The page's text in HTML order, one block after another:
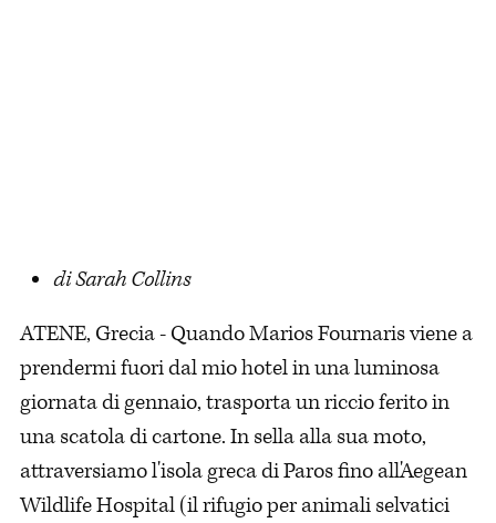
di Sarah Collins
ATENE, Grecia - Quando Marios Fournaris viene a
prendermi fuori dal mio hotel in una luminosa
giornata di gennaio, trasporta un riccio ferito in
una scatola di cartone. In sella alla sua moto,
attraversiamo l'isola greca di Paros fino all'Aegean
Wildlife Hospital (il rifugio per animali selvatici